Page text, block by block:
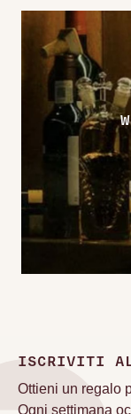
ISCRIVITI
Ottieni un regalo
Ogni settimana